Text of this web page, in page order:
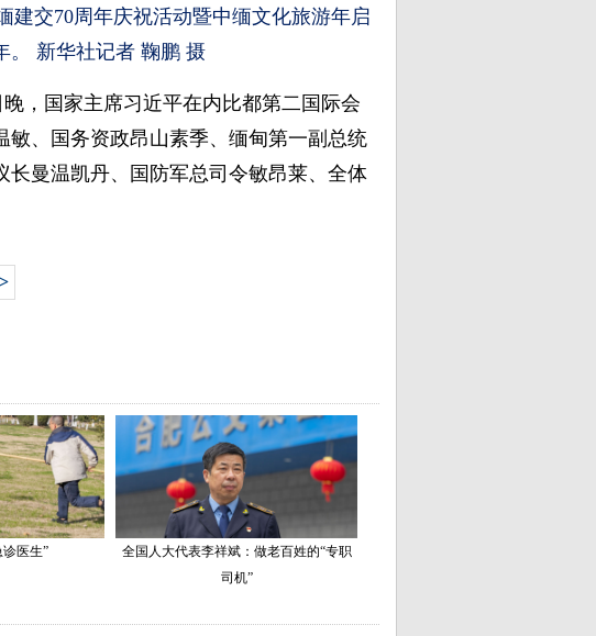
建交70周年庆祝活动暨中缅文化旅游年启
。 新华社记者 鞠鹏 摄
，国家主席习近平在内比都第二国际会
、国务资政昂山素季、缅甸第一副总统
曼温凯丹、国防军总司令敏昂莱、全体
>